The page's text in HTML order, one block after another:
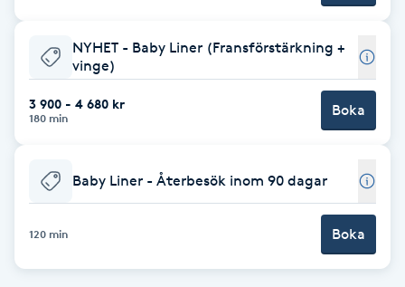
Brynfärgning
Bröllopsuppsättning
Coachning
NYHET - Baby Liner (Fransförstärkning +
vinge)
3 900 - 4 680 kr
180 min Boka
Baby Liner - Återbesök inom 90 dagar
120 min Boka